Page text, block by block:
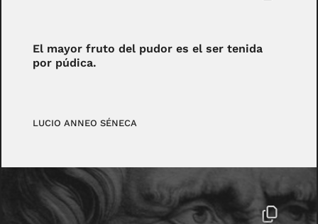
El mayor fruto del pudor es el ser tenida
por púdica.
LUCIO ANNEO SÉNECA